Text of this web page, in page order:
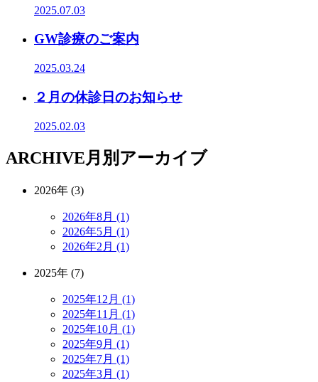
2025.07.03
GW診療のご案内
2025.03.24
２月の休診日のお知らせ
2025.02.03
ARCHIVE月別アーカイブ
2026年 (3)
2026年8月 (1)
2026年5月 (1)
2026年2月 (1)
2025年 (7)
2025年12月 (1)
2025年11月 (1)
2025年10月 (1)
2025年9月 (1)
2025年7月 (1)
2025年3月 (1)